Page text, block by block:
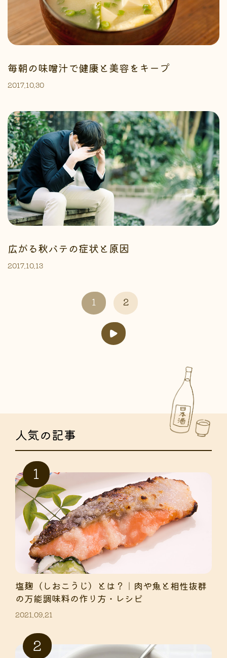
毎朝の味噌汁で健康と美容をキープ
2017.10.30
広がる秋バテの症状と原因
2017.10.13
1 2
人気の記事
塩麹（しおこうじ）とは？｜肉や魚と相性抜群
の万能調味料の作り方・レシピ
2021.09.21